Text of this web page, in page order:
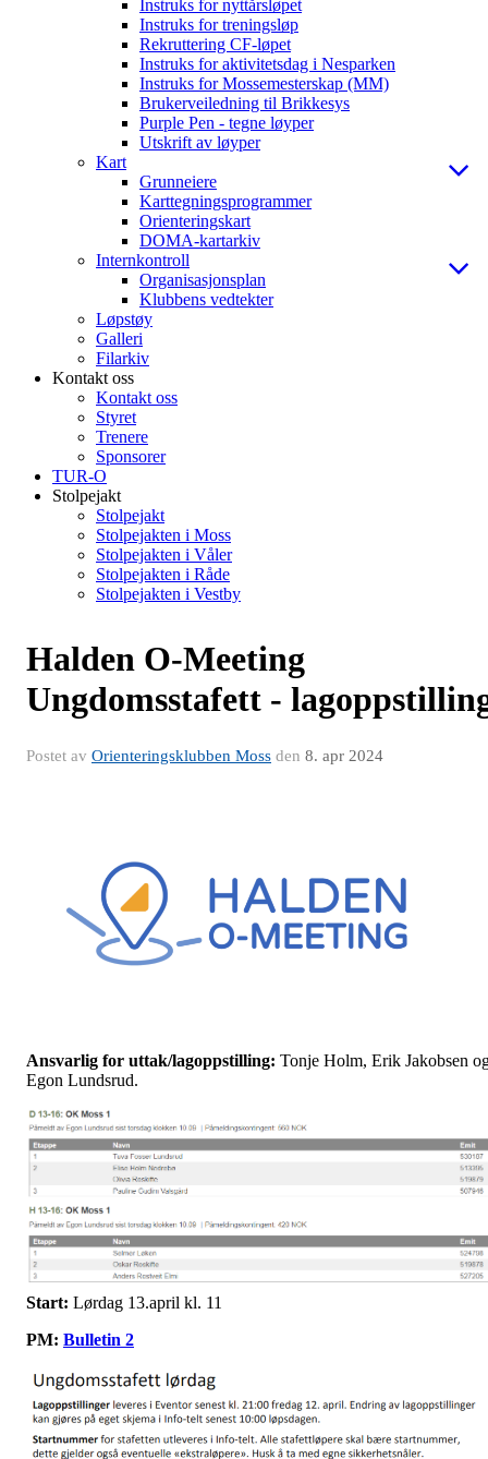
Instruks for nyttårsløpet
Instruks for treningsløp
Rekruttering CF-løpet
Instruks for aktivitetsdag i Nesparken
Instruks for Mossemesterskap (MM)
Brukerveiledning til Brikkesys
Purple Pen - tegne løyper
Utskrift av løyper
Kart
Grunneiere
Karttegningsprogrammer
Orienteringskart
DOMA-kartarkiv
Internkontroll
Organisasjonsplan
Klubbens vedtekter
Løpstøy
Galleri
Filarkiv
Kontakt oss
Kontakt oss
Styret
Trenere
Sponsorer
TUR-O
Stolpejakt
Stolpejakt
Stolpejakten i Moss
Stolpejakten i Våler
Stolpejakten i Råde
Stolpejakten i Vestby
Halden O-Meeting
Ungdomsstafett -
Postet av Orienteringsklubben Moss den 8. apr 2024
Ansvarlig for uttak/lagoppstilling: Tonje Holm, Erik Jakobsen
Egon Lundsrud.
Start: Lørdag 13.april kl. 11
PM: Bulletin 2